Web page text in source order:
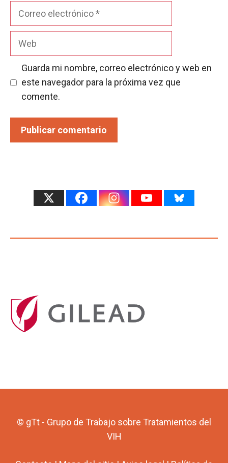
Guarda mi nombre, correo electrónico y web en
este navegador para la próxima vez que
comente.
© gTt - Grupo de Trabajo sobre Tratamientos del
VIH